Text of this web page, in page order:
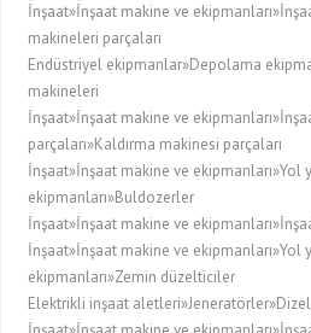
İnşaat»İnşaat makine ve
makineleri parçaları
Endüstriyel ekipmanlar»Depolama
makineleri
İnşaat»İnşaat makine ve
parçaları»Kaldırma makinesi parçaları
İnşaat»İnşaat makine ve ekipmanları»Yol
ekipmanları»Buldozerler
İnşaat»İnşaat makine ve
İnşaat»İnşaat makine ve ekipmanları»Yol
ekipmanları»Zemin düzelticiler
Elektrikli inşaat